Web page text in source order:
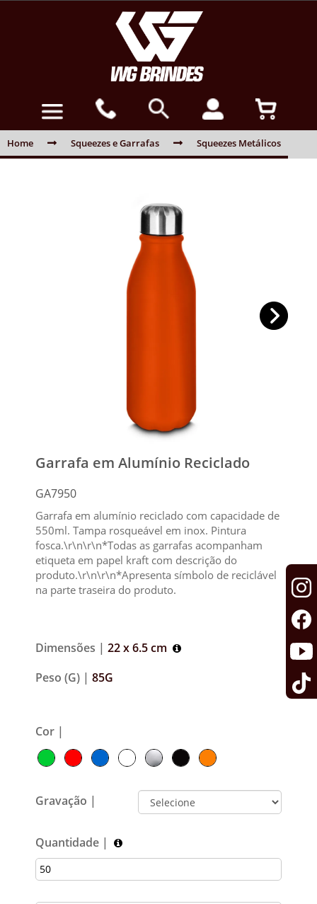
Home Squeezes e Garrafas Squeezes Metálicos
Garrafa em Alumínio Reciclado
GA7950
Garrafa em alumínio reciclado com capacidade de
550ml. Tampa rosqueável em inox. Pintura
fosca.\r\n\r\n*Todas as garrafas acompanham
etiqueta em papel kraft com descrição do
produto.\r\n\r\n*Apresenta símbolo de reciclável
na parte traseira do produto.
Dimensões | 22 x 6.5 cm
Peso (G) | 85G
Cor |
Gravação |
Quantidade |